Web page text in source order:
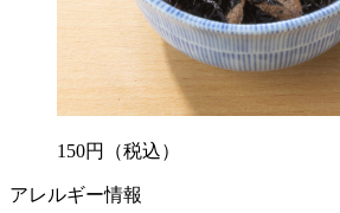
150円 （税込）
アレルギー情報